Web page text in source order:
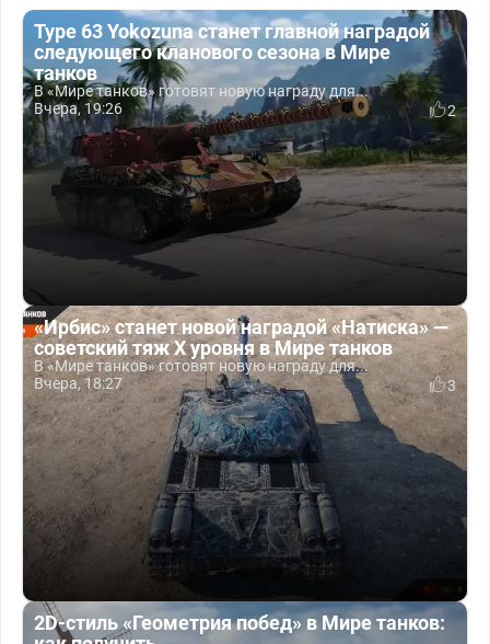
Type 63 Yokozuna станет главной наградой
следующего кланового сезона в Мире
танков
В «Мире танков» готовят новую награду для...
Вчера, 19:26
2
«Ирбис» станет новой наградой «Натиска» —
советский тяж X уровня в Мире танков
В «Мире танков» готовят новую награду для...
Вчера, 18:27
3
2D-стиль «Геометрия побед» в Мире танков: